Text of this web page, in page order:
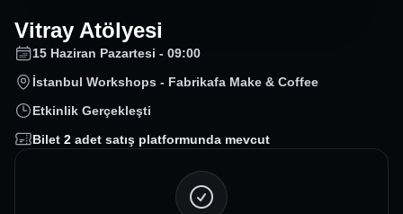
Vitray Atölyesi
15 Haziran Pazartesi - 09:00
İstanbul Workshops - Fabrikafa Make & Coffee
Etkinlik Gerçekleşti
Bilet 2 adet satış platformunda mevcut